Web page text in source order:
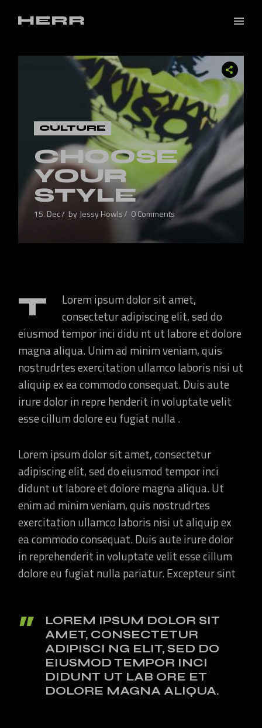
CULTURE
CHOOSE
YOUR
STYLE
15. Dec by Jessy Howls 0 Comments
T
Lorem ipsum dolor sit amet,
consectetur adipiscing elit, sed do
eiusmod tempor inci didu nt ut labore et dolore
magna aliqua. Unim ad minim veniam, quis
nostrudrtes exercitation ullamco laboris nisi ut
aliquip ex ea commodo consequat. Duis aute
irure dolor in repre henderit in voluptate velit
esse cillum dolore eu fugiat nulla .
Lorem ipsum dolor sit amet, consectetur
adipiscing elit, sed do eiusmod tempor inci
didunt ut labore et dolore magna aliqua. Ut
enim ad minim veniam, quis nostrudrtes
exercitation ullamco laboris nisi ut aliquip ex
ea commodo consequat. Duis aute irure dolor
in reprehenderit in voluptate velit esse cillum
dolore eu fugiat nulla pariatur. Excepteur sint
LOREM IPSUM DOLOR SIT
AMET, CONSECTETUR
ADIPISCI NG ELIT, SED DO
EIUSMOD TEMPOR INCI
DIDUNT UT LAB ORE ET
DOLORE MAGNA ALIQUA.